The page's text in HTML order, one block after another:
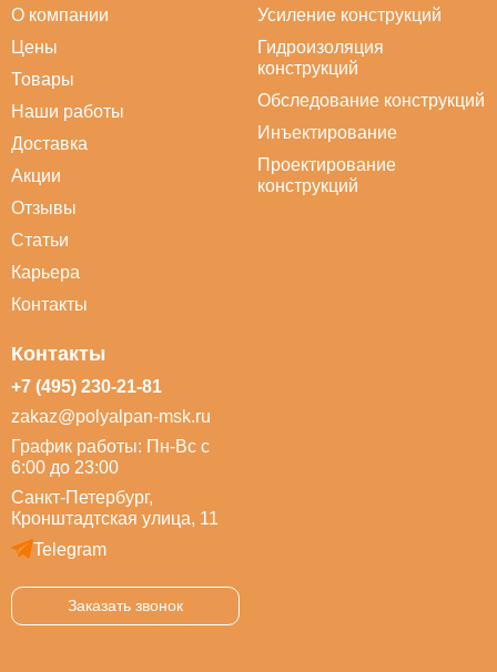
О компании
Цены
Товары
Наши работы
Доставка
Акции
Отзывы
Статьи
Карьера
Контакты
Усиление конструкций
Гидроизоляция
конструкций
Обследование конструкций
Инъектирование
Проектирование
конструкций
Контакты
+7 (495) 230-21-81
zakaz@polyalpan-msk.ru
График работы: Пн-Вс с
6:00 до 23:00
Санкт-Петербург,
Кронштадтская улица, 11
Telegram
Заказать звонок